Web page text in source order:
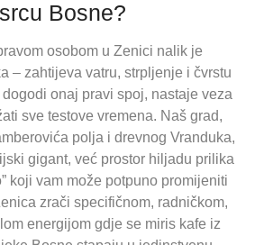
srcu Bosne?
osobom u Zenici nalik je
– zahtijeva vatru, strpljenje i čvrstu
onaj pravi spoj, nastaje veza
sve testove vremena. Naš grad,
polja i drevnog Vranduka,
gigant, već prostor hiljadu prilika
koji vam može potpuno promijeniti
zrači specifičnom, radničkom,
energijom gdje se miris kafe iz